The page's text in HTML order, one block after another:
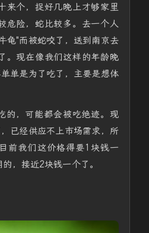
来个，捉好几晚上才够家里
危险，蛇比较多。去一个人
龟"而被蛇咬了，送到南京去
。现在像我们这样的年龄晚
单是为了吃了，主要是想体
的，可能都会被吃绝迹。现
已经供应不上市场需求，所
前我们这价格得要1块钱一
，接近2块钱一个了。